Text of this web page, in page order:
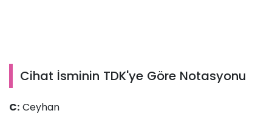
Cihat İsminin TDK'ye Göre Notasyonu
C: Ceyhan